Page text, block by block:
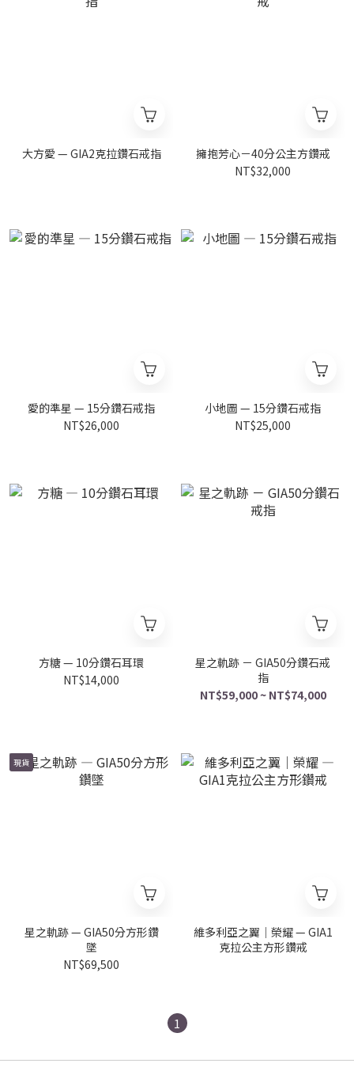
大方愛 — GIA2克拉鑽石戒指
擁抱芳心－40分公主方鑽戒
NT$32,000
愛的準星 — 15分鑽石戒指
NT$26,000
小地圖 — 15分鑽石戒指
NT$25,000
方糖 — 10分鑽石耳環
NT$14,000
星之軌跡 － GIA50分鑽石戒
指
NT$59,000 ~ NT$74,000
現貨
星之軌跡 — GIA50分方形鑽
墜
NT$69,500
維多利亞之翼｜榮耀 — GIA1
克拉公主方形鑽戒
1